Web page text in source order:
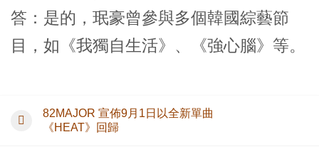
答：是的，珉豪曾參與多個韓國綜藝節
目，如《我獨自生活》、《強心腦》等。
82MAJOR 宣佈9月1日以全新單曲
《HEAT》回歸